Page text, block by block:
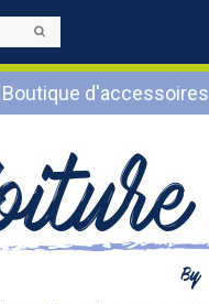
Boutique d'accessoires